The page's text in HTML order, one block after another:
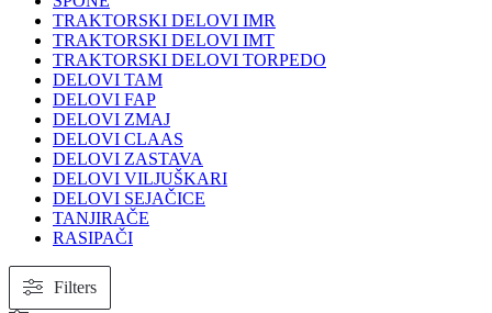
TRAKTORSKI DELOVI IMR
TRAKTORSKI DELOVI IMT
TRAKTORSKI DELOVI TORPEDO
DELOVI TAM
DELOVI FAP
DELOVI ZMAJ
DELOVI CLAAS
DELOVI ZASTAVA
DELOVI VILJUŠKARI
DELOVI SEJAČICE
TANJIRAČE
RASIPAČI
Filters